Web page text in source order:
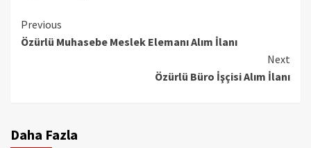
Continue
Reading
Previous
Özürlü Muhasebe Meslek Elemanı Alım İlanı
Next
Özürlü Büro İşçisi Alım İlanı
Daha Fazla